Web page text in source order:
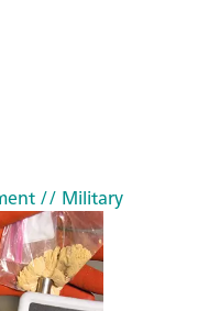
// Military